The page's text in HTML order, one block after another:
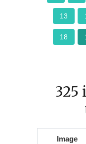
13
18
325
Image